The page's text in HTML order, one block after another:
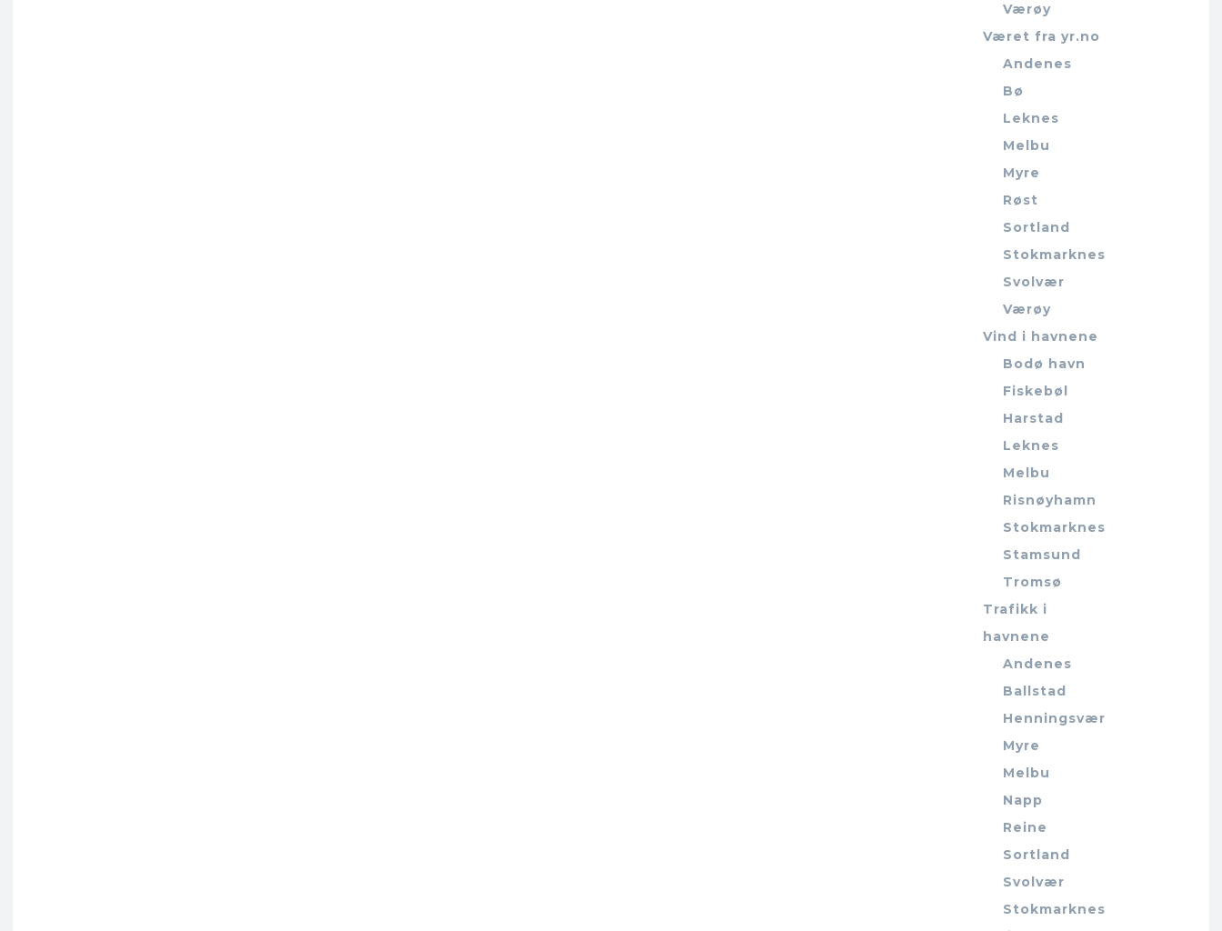
Værøy
Været fra yr.no
Andenes
Bø
Leknes
Melbu
Myre
Røst
Sortland
Stokmarknes
Svolvær
Værøy
Vind i havnene
Bodø havn
Fiskebøl
Harstad
Leknes
Melbu
Risnøyhamn
Stokmarknes
Stamsund
Tromsø
Trafikk i
havnene
Andenes
Ballstad
Henningsvær
Myre
Melbu
Napp
Reine
Sortland
Svolvær
Stokmarknes